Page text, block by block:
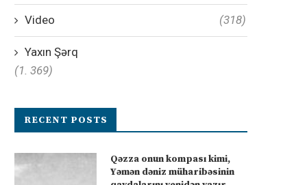
Video (318)
Yaxın Şərq
(1. 369)
RECENT POSTS
Qəzza onun kompası kimi,
Yəmən dəniz müharibəsinin